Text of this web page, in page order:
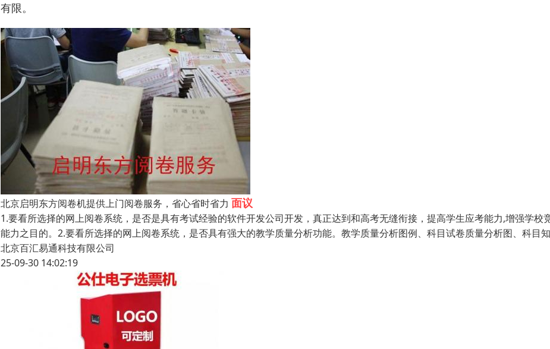
有限。
北京启明东方阅卷机提供上门阅卷服务，省心省时省力 面议
1.要看所选择的网上阅卷系统，是否是具有考试经验的软件开发公司开发，真正达到和高考无缝衔接，提高学生应考能力,增强学校
能力之目的。2.要看所选择的网上阅卷系统，是否具有强大的教学质量分析功能。教学质量分析图例、科目试卷质量分析图、科目知
北京百汇易通科技有限公司
25-09-30 14:02:19